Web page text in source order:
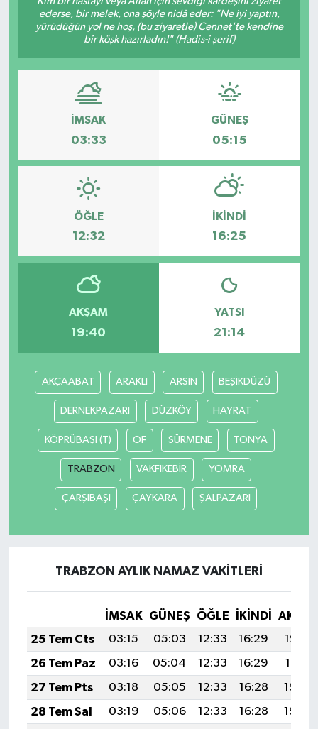
ederse, bir melek, ona şöyle nidâ eder: "Ne iyi yaptın,
yürüdüğün yol ne hoş, (bu ziyaretle) Cennet'te kendine
bir köşk hazırladın!" (Hadis-i şerif)
İMSAK
03:33
GÜNEŞ
05:15
ÖĞLE
12:32
İKINDI
16:25
AKŞAM
19:40
YATSI
21:14
AKÇAABAT ARAKLI ARSİN BEŞİKDÜZÜ
DERNEKPAZARI DÜZKÖY HAYRAT
KÖPRÜBAŞI (T) OF SÜRMENE TONYA
TRABZON VAKFIKEBİR YOMRA
ÇARŞIBAŞI ÇAYKARA ŞALPAZARI
TRABZON AYLIK NAMAZ VAKITLERI
İMSAK GÜNEŞ ÖĞLE İKINDI
25 Tem Cts
03:15 05:03 12:33 16:29
19:52
26 Tem Paz
03:16 05:04 12:33 16:29
19:51
27 Tem Pts
03:18 05:05 12:33 16:28
19:50
28 Tem Sal
03:19 05:06 12:33 16:28
19:49
KÜLTÜR SANAT
MAGAZİN
SAĞLIK
SİYASET
SPOR
VİZYONDAKİLER
YAŞAM